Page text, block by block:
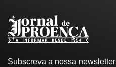
Subscreva a nossa newsletter